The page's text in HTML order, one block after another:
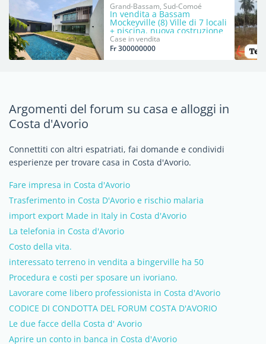
Grand-Bassam, Sud-Comoé
In vendita a Bassam
Mockeyville (8) Ville di 7 locali
+ piscina, nuova costruzione
Case in vendita
Fr 300000000
Argomenti del forum su casa e alloggi in
Costa d'Avorio
Connettiti con altri espatriati, fai domande e condividi
esperienze per trovare casa in Costa d'Avorio.
Fare impresa in Costa d'Avorio
Trasferimento in Costa D'Avorio e rischio malaria
import export Made in Italy in Costa d'Avorio
La telefonia in Costa d'Avorio
Costo della vita.
interessato terreno in vendita a bingerville ha 50
Procedura e costi per sposare un ivoriano.
Lavorare come libero professionista in Costa d'Avorio
CODICE DI CONDOTTA DEL FORUM COSTA D'AVORIO
Le due facce della Costa d' Avorio
Aprire un conto in banca in Costa d'Avorio